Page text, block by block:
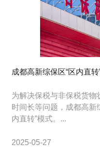
成都高新综保区“区内直
为解决保税与非保税货物
时间长等问题，成都高新
内直转”模式。...
2025-05-27